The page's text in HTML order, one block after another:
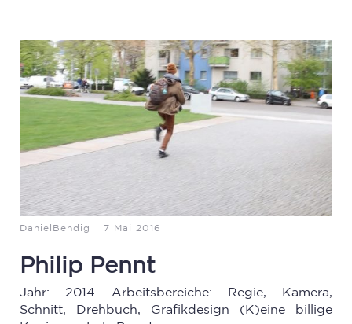
DanielBendig - 7 Mai 2016 -
Philip Pennt
Jahr: 2014 Arbeitsbereiche: Regie, Kamera,
Schnitt, Drehbuch, Grafikdesign (K)eine billige